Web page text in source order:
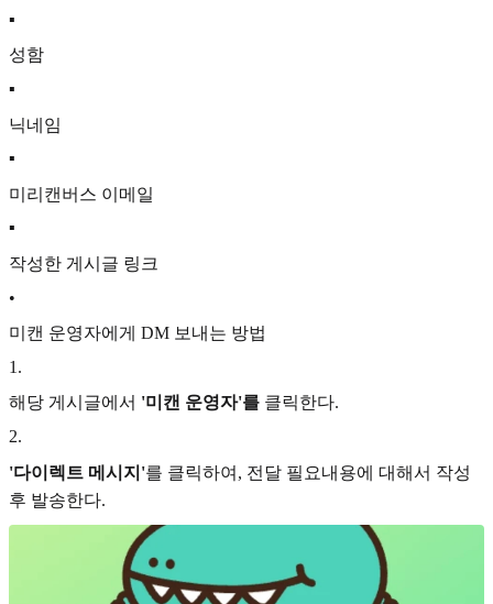
▪
성함
▪
닉네임
▪
미리캔버스 이메일
▪
작성한 게시글 링크
•
미캔 운영자에게 DM 보내는 방법
1 .
해당 게시글에서 '미캔 운영자'를 클릭한다.
2.
'다이렉트 메시지'를 클릭하여, 전달 필요내용에 대해서 작성
후 발송한다.